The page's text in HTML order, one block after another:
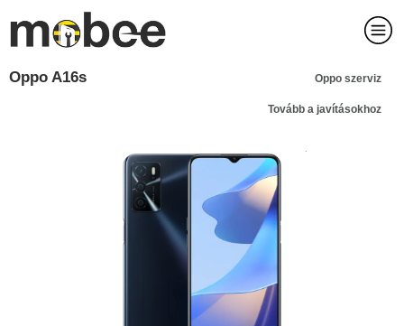
Oppo A16s Oppo szerviz
Tovább a javításokhoz